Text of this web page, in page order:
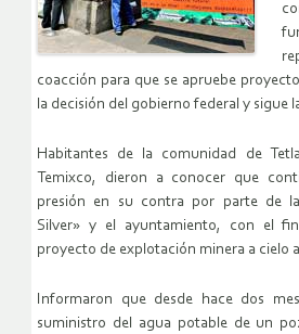
coacción para que se apruebe
la decisión del gobierno federal y sigue
Habitantes de la comunidad de
Temixco, dieron a conocer que
presión en su contra por parte de la
Silver» y el ayuntamiento, con el
proyecto de explotación minera a cielo
Informaron que desde hace dos
suministro del agua potable de un